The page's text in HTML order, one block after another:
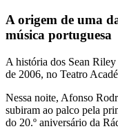
A origem de uma
música portuguesa
A história dos Sean
de 2006, no Teatro
Nessa noite, Afonso
subiram ao palco pela
do 20.º aniversário da